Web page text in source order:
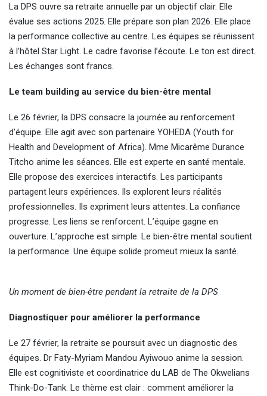
La DPS ouvre sa retraite annuelle par un objectif clair. Elle
évalue ses actions 2025. Elle prépare son plan 2026. Elle place
la performance collective au centre. Les équipes se réunissent
à l’hôtel Star Light. Le cadre favorise l’écoute. Le ton est direct.
Les échanges sont francs.
Le team building au service du bien-être mental
Le 26 février, la DPS consacre la journée au renforcement
d’équipe. Elle agit avec son partenaire YOHEDA (Youth for
Health and Development of Africa). Mme Micarême Durance
Titcho anime les séances. Elle est experte en santé mentale.
Elle propose des exercices interactifs. Les participants
partagent leurs expériences. Ils explorent leurs réalités
professionnelles. Ils expriment leurs attentes. La confiance
progresse. Les liens se renforcent. L’équipe gagne en
ouverture. L’approche est simple. Le bien-être mental soutient
la performance. Une équipe solide promeut mieux la santé.
Un moment de bien-être pendant la retraite de la DPS
Diagnostiquer pour améliorer la performance
Le 27 février, la retraite se poursuit avec un diagnostic des
équipes. Dr Faty-Myriam Mandou Ayiwouo anime la session.
Elle est cognitiviste et coordinatrice du LAB de The Okwelians
Think-Do-Tank. Le thème est clair : comment améliorer la